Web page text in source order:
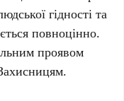
гідності та
повноцінно.
проявом